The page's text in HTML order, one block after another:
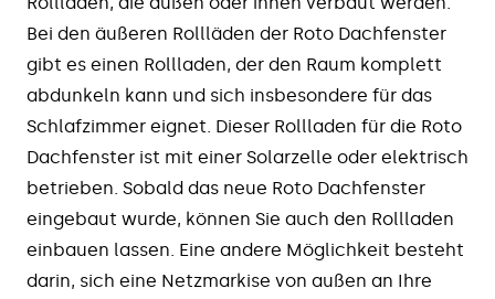
Bei den äußeren Rollläden der Roto Dachfenster
gibt es einen Rollladen, der den Raum komplett
abdunkeln kann und sich insbesondere für das
Schlafzimmer eignet. Dieser Rollladen für die Roto
Dachfenster ist mit einer Solarzelle oder elektrisch
betrieben. Sobald das neue Roto Dachfenster
eingebaut wurde, können Sie auch den Rollladen
einbauen lassen. Eine andere Möglichkeit besteht
darin, sich eine Netzmarkise von außen an Ihre